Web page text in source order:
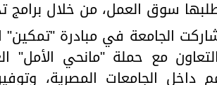
سوق العمل، من خلال برامج
عام 2024، شاركت الجامعة في مبادرة
مع حملة "مانحي الأمل"
داخل الجامعات المصرية،